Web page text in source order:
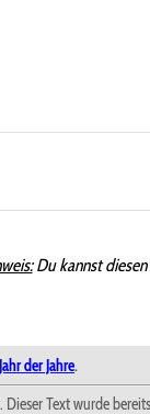
Du kannst
der Jahre.
Text wurde